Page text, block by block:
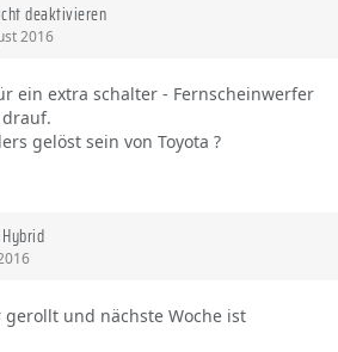
deaktivieren
2016
ein extra schalter - Fernscheinwerfer
gelöst sein von Toyota ?
und nächste Woche ist